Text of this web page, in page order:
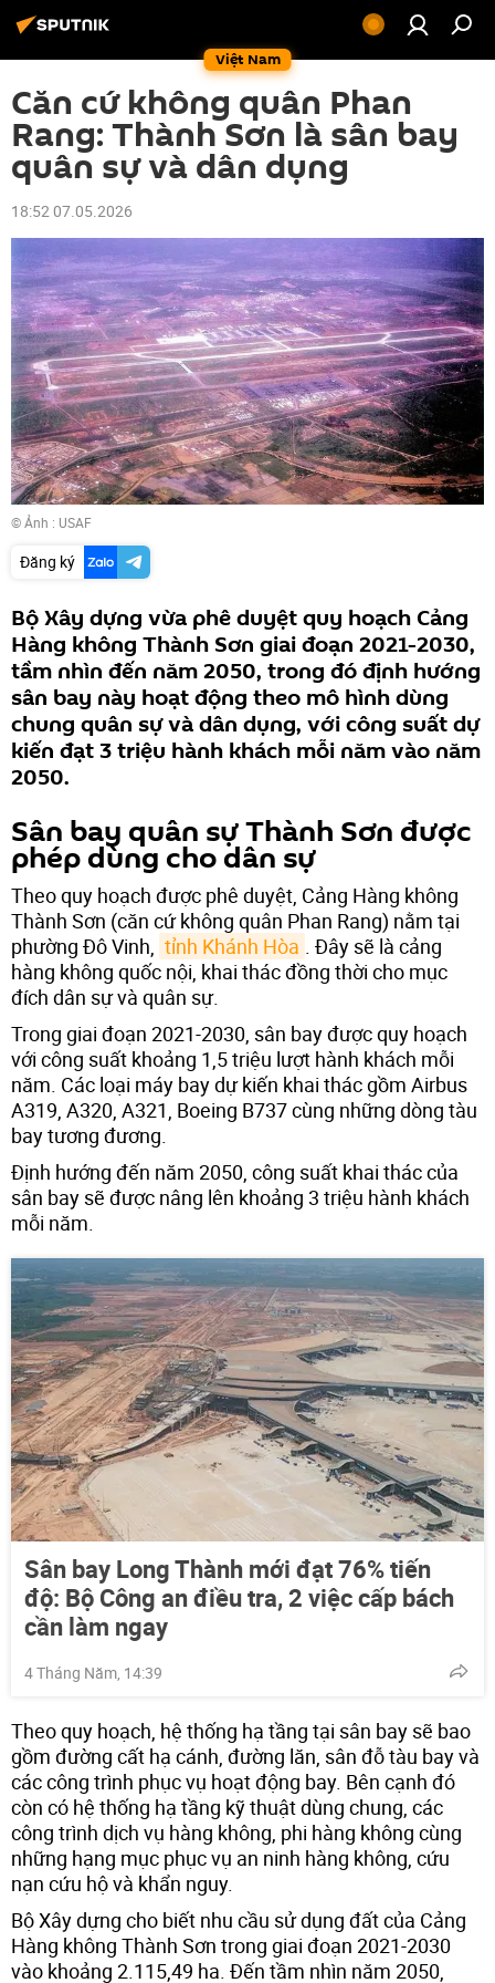
Việt Nam
Căn cứ không quân Phan
Rang: Thành Sơn là sân bay
quân sự và dân dụng
18:52 07.05.2026
© Ảnh : USAF
Đăng ký
Bộ Xây dựng vừa phê duyệt quy hoạch Cảng
Hàng không Thành Sơn giai đoạn 2021-2030,
tầm nhìn đến năm 2050, trong đó định hướng
sân bay này hoạt động theo mô hình dùng
chung quân sự và dân dụng, với công suất dự
kiến đạt 3 triệu hành khách mỗi năm vào năm
2050.
Sân bay quân sự Thành Sơn được
phép dùng cho dân sự
Theo quy hoạch được phê duyệt, Cảng Hàng không
Thành Sơn (căn cứ không quân Phan Rang) nằm tại
phường Đô Vinh, tỉnh Khánh Hòa
. Đây sẽ là cảng
hàng không quốc nội, khai thác đồng thời cho mục
đích dân sự và quân sự.
Trong giai đoạn 2021-2030, sân bay được quy hoạch
với công suất khoảng 1,5 triệu lượt hành khách mỗi
năm. Các loại máy bay dự kiến khai thác gồm Airbus
A319, A320, A321, Boeing B737 cùng những dòng tàu
bay tương đương.
Định hướng đến năm 2050, công suất khai thác của
sân bay sẽ được nâng lên khoảng 3 triệu hành khách
mỗi năm.
Sân bay Long Thành mới đạt 76% tiến
độ: Bộ Công an điều tra, 2 việc cấp bách
cần làm ngay
4 Tháng Năm, 14:39
Theo quy hoạch, hệ thống hạ tầng tại sân bay sẽ bao
gồm đường cất hạ cánh, đường lăn, sân đỗ tàu bay và
các công trình phục vụ hoạt động bay. Bên cạnh đó
còn có hệ thống hạ tầng kỹ thuật dùng chung, các
công trình dịch vụ hàng không, phi hàng không cùng
những hạng mục phục vụ an ninh hàng không, cứu
nạn cứu hộ và khẩn nguy.
Bộ Xây dựng cho biết nhu cầu sử dụng đất của Cảng
Hàng không Thành Sơn trong giai đoạn 2021-2030
vào khoảng 2.115,49 ha. Đến tầm nhìn năm 2050,